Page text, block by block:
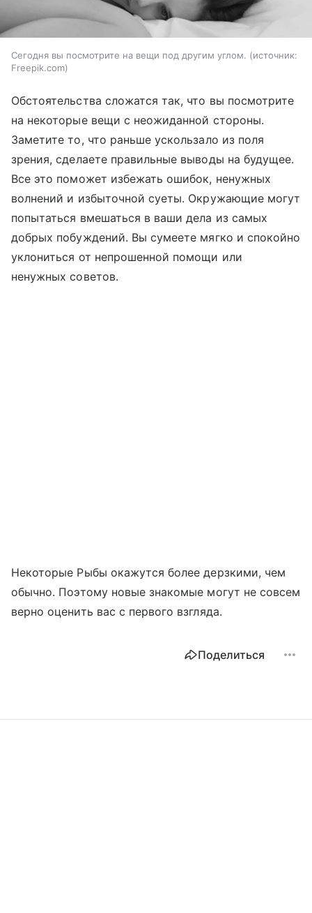
Сегодня вы посмотрите на вещи под другим углом.
источник:
Freepik.com
Обстоятельства сложатся так, что вы посмотрите
на некоторые вещи с неожиданной стороны.
Заметите то, что раньше ускользало из поля
зрения, сделаете правильные выводы на будущее.
Все это поможет избежать ошибок, ненужных
волнений и избыточной суеты. Окружающие могут
попытаться вмешаться в ваши дела из самых
добрых побуждений. Вы сумеете мягко и спокойно
уклониться от непрошенной помощи или
ненужных советов.
Некоторые Рыбы окажутся более дерзкими, чем
обычно. Поэтому новые знакомые могут не совсем
верно оценить вас с первого взгляда.
Поделиться